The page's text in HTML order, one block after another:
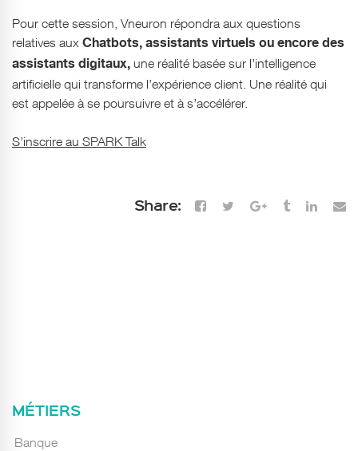
Pour cette session, Vneuron répondra aux questions
relatives aux Chatbots, assistants virtuels ou encore des
assistants digitaux, une réalité basée sur l’intelligence
artificielle qui transforme l’expérience client. Une réalité qui
est appelée à se poursuivre et à s’accélérer.
S’inscrire au SPARK Talk
Share:
MÉTIERS
Banque